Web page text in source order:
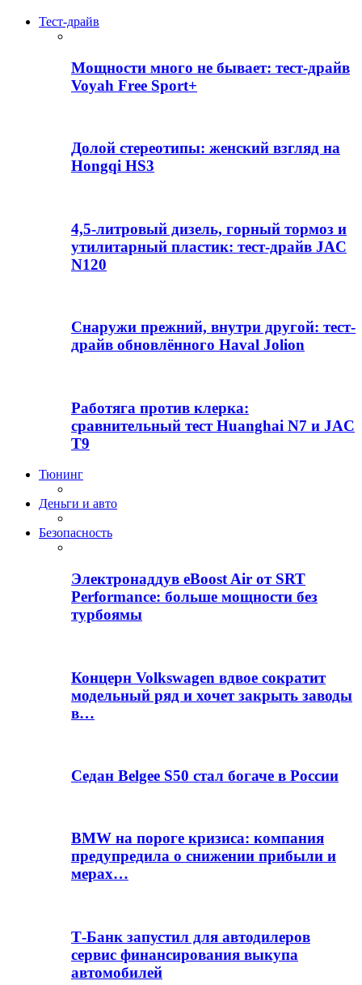
Тест-драйв
Мощности много не бывает: тест-драйв
Voyah Free Sport+
Долой стереотипы: женский взгляд на
Hongqi HS3
4,5-литровый дизель, горный тормоз и
утилитарный пластик: тест-драйв JAC
N120
Снаружи прежний, внутри другой: тест-
драйв обновлённого Haval Jolion
Работяга против клерка:
сравнительный тест Huanghai N7 и JAC
T9
Тюнинг
Деньги и авто
Безопасность
Электронаддув eBoost Air от SRT
Performance: больше мощности без
турбоямы
Концерн Volkswagen вдвое сократит
модельный ряд и хочет закрыть заводы
в…
Седан Belgee S50 стал богаче в России
BMW на пороге кризиса: компания
предупредила о снижении прибыли и
мерах…
Т-Банк запустил для автодилеров
сервис финансирования выкупа
автомобилей